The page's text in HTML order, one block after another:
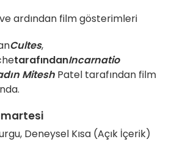
ve ardından film gösterimleri
Cultes,
tarafındanIncarnatio
Mitesh Patel tarafından film
Deneysel Kısa (Açık İçerik)